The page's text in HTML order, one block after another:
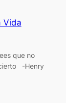
Vida
que no
-Henry